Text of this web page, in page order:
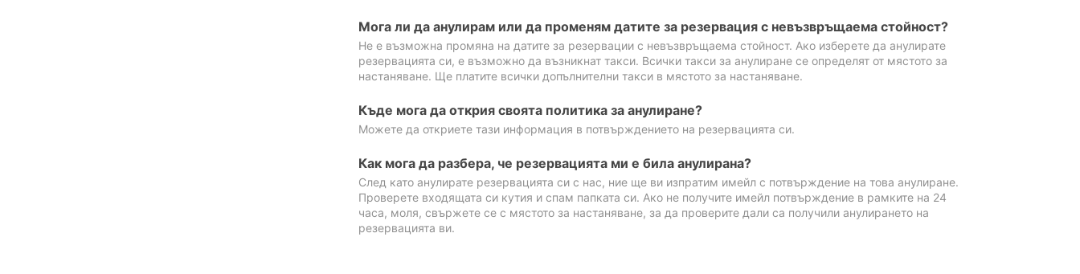
Мога ли да анулирам или да променям датите за резервация с невъзвръщаема стойност?
Не е възможна промяна на датите за резервации с невъзвръщаема стойност. Ако изберете да анулирате
резервацията си, е възможно да възникнат такси. Всички такси за анулиране се определят от мястото за
настаняване. Ще платите всички допълнителни такси в мястото за настаняване.
Къде мога да открия своята политика за анулиране?
Можете да откриете тази информация в потвърждението на резервацията си.
Как мога да разбера, че резервацията ми е била анулирана?
След като анулирате резервацията си с нас, ние ще ви изпратим имейл с потвърждение на това анулиране.
Проверете входящата си кутия и спам папката си. Ако не получите имейл потвърждение в рамките на 24
часа, моля, свържете се с мястото за настаняване, за да проверите дали са получили анулирането на
резервацията ви.